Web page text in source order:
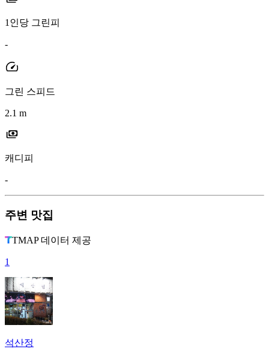
1인당 그린피
-
그린 스피드
2.1 m
캐디피
-
주변 맛집
TMAP 데이터 제공
1
석산정